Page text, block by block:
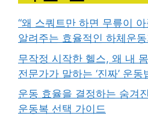
“왜 스쿼트만 하면 무릎이
알려주는 효율적인 하체운
무작정 시작한 헬스, 왜 내
전문가가 말하는 ‘진짜’ 운동
운동 효율을 결정하는 숨겨
운동복 선택 가이드